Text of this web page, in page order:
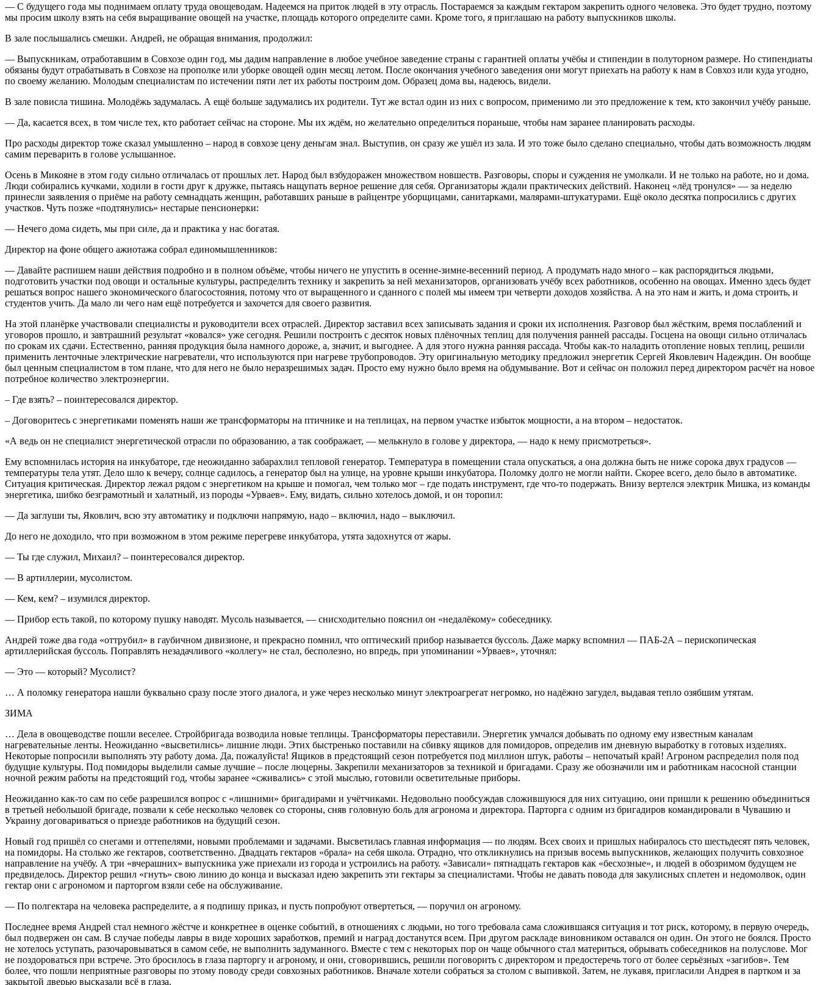
— С будущего года мы поднимаем оплату труда овощеводам. Надеемся на приток людей в эту отрасль. Постараемся за каждым гектаром закрепить одного человека. Это будет трудно, поэтому
мы просим школу взять на себя выращивание овощей на участке, площадь которого определите сами. Кроме того, я приглашаю на работу выпускников школы.
В зале послышались смешки. Андрей, не обращая внимания, продолжил:
— Выпускникам, отработавшим в Совхозе один год, мы дадим направление в любое учебное заведение страны с гарантией оплаты учёбы и стипендии в полуторном размере. Но стипендиаты
обязаны будут отрабатывать в Совхозе на прополке или уборке овощей один месяц летом. После окончания учебного заведения они могут приехать на работу к нам в Совхоз или куда угодно,
по своему желанию. Молодым специалистам по истечении пяти лет их работы построим дом. Образец дома вы, надеюсь, видели.
В зале повисла тишина. Молодёжь задумалась. А ещё больше задумались их родители. Тут же встал один из них с вопросом, применимо ли это предложение к тем, кто закончил учёбу раньше.
— Да, касается всех, в том числе тех, кто работает сейчас на стороне. Мы их ждём, но желательно определиться пораньше, чтобы нам заранее планировать расходы.
Про расходы директор тоже сказал умышленно – народ в совхозе цену деньгам знал. Выступив, он сразу же ушёл из зала. И это тоже было сделано специально, чтобы дать возможность людям
самим переварить в голове услышанное.
Осень в Микояне в этом году сильно отличалась от прошлых лет. Народ был взбудоражен множеством новшеств. Разговоры, споры и суждения не умолкали. И не только на работе, но и дома.
Люди собирались кучками, ходили в гости друг к дружке, пытаясь нащупать верное решение для себя. Организаторы ждали практических действий. Наконец «лёд тронулся» — за неделю
принесли заявления о приёме на работу семнадцать женщин, работавших раньше в райцентре уборщицами, санитарками, малярами-штукатурами. Ещё около десятка попросились с других
участков. Чуть позже «подтянулись» нестарые пенсионерки:
— Нечего дома сидеть, мы при силе, да и практика у нас богатая.
Директор на фоне общего ажиотажа собрал единомышленников:
— Давайте распишем наши действия подробно и в полном объёме, чтобы ничего не упустить в осенне-зимне-весенний период. А продумать надо много – как распорядиться людьми,
подготовить участки под овощи и остальные культуры, распределить технику и закрепить за ней механизаторов, организовать учёбу всех работников, особенно на овощах. Именно здесь будет
решаться вопрос нашего экономического благосостояния, потому что от выращенного и сданного с полей мы имеем три четверти доходов хозяйства. А на это нам и жить, и дома строить, и
студентов учить. Да мало ли чего нам ещё потребуется и захочется для своего развития.
На этой планёрке участвовали специалисты и руководители всех отраслей. Директор заставил всех записывать задания и сроки их исполнения. Разговор был жёстким, время послаблений и
уговоров прошло, и завтрашний результат «ковался» уже сегодня. Решили построить с десяток новых плёночных теплиц для получения ранней рассады. Госцена на овощи сильно отличалась
по срокам их сдачи. Естественно, ранняя продукция была намного дороже, а, значит, и выгоднее. А для этого нужна ранняя рассада. Чтобы как-то наладить отопление новых теплиц, решили
применить ленточные электрические нагреватели, что используются при нагреве трубопроводов. Эту оригинальную методику предложил энергетик Сергей Яковлевич Надеждин. Он вообще
был ценным специалистом в том плане, что для него не было неразрешимых задач. Просто ему нужно было время на обдумывание. Вот и сейчас он положил перед директором расчёт на новое
потребное количество электроэнергии.
– Где взять? – поинтересовался директор.
– Договоритесь с энергетиками поменять наши же трансформаторы на птичнике и на теплицах, на первом участке избыток мощности, а на втором – недостаток.
«А ведь он не специалист энергетической отрасли по образованию, а так соображает, — мелькнуло в голове у директора, — надо к нему присмотреться».
Ему вспомнилась история на инкубаторе, где неожиданно забарахлил тепловой генератор. Температура в помещении стала опускаться, а она должна быть не ниже сорока двух градусов —
температуры тела утят. Дело шло к вечеру, солнце садилось, а генератор был на улице, на уровне крыши инкубатора. Поломку долго не могли найти. Скорее всего, дело было в автоматике.
Ситуация критическая. Директор лежал рядом с энергетиком на крыше и помогал, чем только мог – где подать инструмент, где что-то подержать. Внизу вертелся электрик Мишка, из команды
энергетика, шибко безграмотный и халатный, из породы «Урваев». Ему, видать, сильно хотелось домой, и он торопил:
— Да заглуши ты, Яковлич, всю эту автоматику и подключи напрямую, надо – включил, надо – выключил.
До него не доходило, что при возможном в этом режиме перегреве инкубатора, утята задохнутся от жары.
— Ты где служил, Михаил? – поинтересовался директор.
— В артиллерии, мусолистом.
— Кем, кем? – изумился директор.
— Прибор есть такой, по которому пушку наводят. Мусоль называется, — снисходительно пояснил он «недалёкому» собеседнику.
Андрей тоже два года «оттрубил» в гаубичном дивизионе, и прекрасно помнил, что оптический прибор называется буссоль. Даже марку вспомнил — ПАБ-2А – перископическая
артиллерийская буссоль. Поправлять незадачливого «коллегу» не стал, бесполезно, но впредь, при упоминании «Урваев», уточнял:
— Это — который? Мусолист?
… А поломку генератора нашли буквально сразу после этого диалога, и уже через несколько минут электроагрегат негромко, но надёжно загудел, выдавая тепло озябшим утятам.
ЗИМА
… Дела в овощеводстве пошли веселее. Стройбригада возводила новые теплицы. Трансформаторы переставили. Энергетик умчался добывать по одному ему известным каналам
нагревательные ленты. Неожиданно «высветились» лишние люди. Этих быстренько поставили на сбивку ящиков для помидоров, определив им дневную выработку в готовых изделиях.
Некоторые попросили выполнять эту работу дома. Да, пожалуйста! Ящиков в предстоящий сезон потребуется под миллион штук, работы – непочатый край! Агроном распределил поля под
будущие культуры. Под помидоры выделили самые лучшие – после люцерны. Закрепили механизаторов за техникой и бригадами. Сразу же обозначили им и работникам насосной станции
ночной режим работы на предстоящий год, чтобы заранее «сживались» с этой мыслью, готовили осветительные приборы.
Неожиданно как-то сам по себе разрешился вопрос с «лишними» бригадирами и учётчиками. Недовольно пообсуждав сложившуюся для них ситуацию, они пришли к решению объединиться
в третьей небольшой бригаде, позвали к себе несколько человек со стороны, сняв головную боль для агронома и директора. Парторга с одним из бригадиров командировали в Чувашию и
Украину договариваться о приезде работников на будущий сезон.
Новый год пришёл со снегами и оттепелями, новыми проблемами и задачами. Высветилась главная информация — по людям. Всех своих и пришлых набиралось сто шестьдесят пять человек,
на помидоры. На столько же гектаров, соответственно. Двадцать гектаров «брала» на себя школа. Отрадно, что откликнулись на призыв восемь выпускников, желающих получить совхозное
направление на учёбу. А три «вчерашних» выпускника уже приехали из города и устроились на работу. «Зависали» пятнадцать гектаров как «бесхозные», и людей в обозримом будущем не
предвиделось. Директор решил «гнуть» свою линию до конца и высказал идею закрепить эти гектары за специалистами. Чтобы не давать повода для закулисных сплетен и недомолвок, один
гектар они с агрономом и парторгом взяли себе на обслуживание.
— По полгектара на человека распределите, а я подпишу приказ, и пусть попробуют отвертеться, — поручил он агроному.
Последнее время Андрей стал немного жёстче и конкретнее в оценке событий, в отношениях с людьми, но того требовала сама сложившаяся ситуация и тот риск, которому, в первую очередь,
был подвержен он сам. В случае победы лавры в виде хороших заработков, премий и наград достанутся всем. При другом раскладе виновником оставался он один. Он этого не боялся. Просто
не хотелось уступать, разочаровываться в самом себе, не выполнить задуманного. Вместе с тем с некоторых пор он чаще обычного стал материться, обрывать собеседников на полуслове. Мог
не поздороваться при встрече. Это бросилось в глаза парторгу и агроному, и они, сговорившись, решили поговорить с директором и предостеречь того от более серьёзных «загибов». Тем
более, что пошли неприятные разговоры по этому поводу среди совхозных работников. Вначале хотели собраться за столом с выпивкой. Затем, не лукавя, пригласили Андрея в партком и за
закрытой дверью высказали всё в глаза.